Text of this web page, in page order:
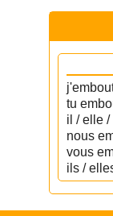
tu
il / elle
nous
vous
ils /